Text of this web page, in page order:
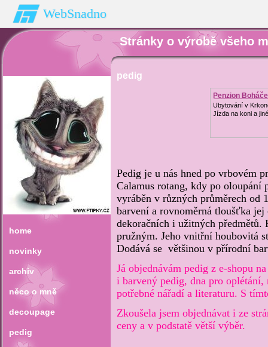
WebSnadno
Stránky o výrobě všeho
home
novinky
archiv
něco o mně
decoupage
pedig
pedig
Penzion
Ubytování v
Jízda na koni a
Pedig je u nás hned po vrbovém
Calamus rotang, kdy po oloupání
vyráběn v různých průměrech od
barvení a rovnoměrná tloušťka
dekoračních i užitných předmětů.
pružným. Jeho vnitřní houbovitá
Dodává se většinou v přírodní
Já objednávám pedig z e-shopu
i barvený pedig, dna pro
potřebné nářadí a literaturu. S
Zkoušela jsem objednávat i ze
ceny a v podstatě větší výběr.